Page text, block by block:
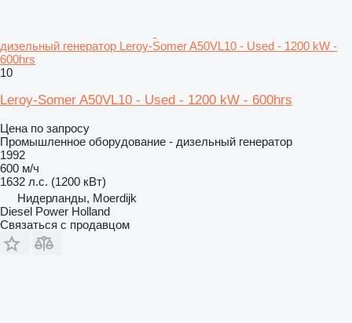
дизельный генератор Leroy-Somer A50VL10 - Used - 1200 kW -
600hrs
10
Leroy-Somer A50VL10 - Used - 1200 kW - 600hrs
Цена по запросу
Промышленное оборудование - дизельный генератор
1992
600 м/ч
1632 л.с. (1200 кВт)
Нидерланды, Moerdijk
Diesel Power Holland
Связаться с продавцом